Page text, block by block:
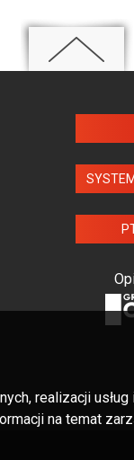
realizacji usług
na temat